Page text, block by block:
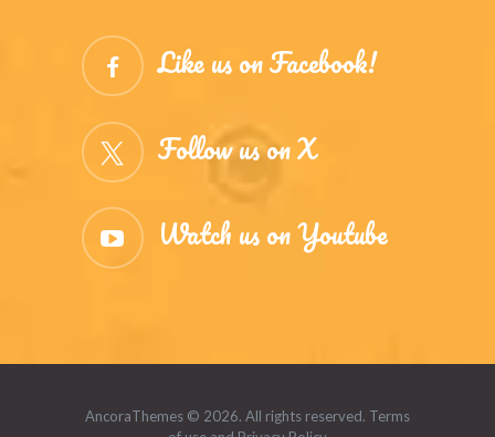
Like us on Facebook!
Follow us on X
Watch us on Youtube
AncoraThemes © 2026. All rights reserved. Terms